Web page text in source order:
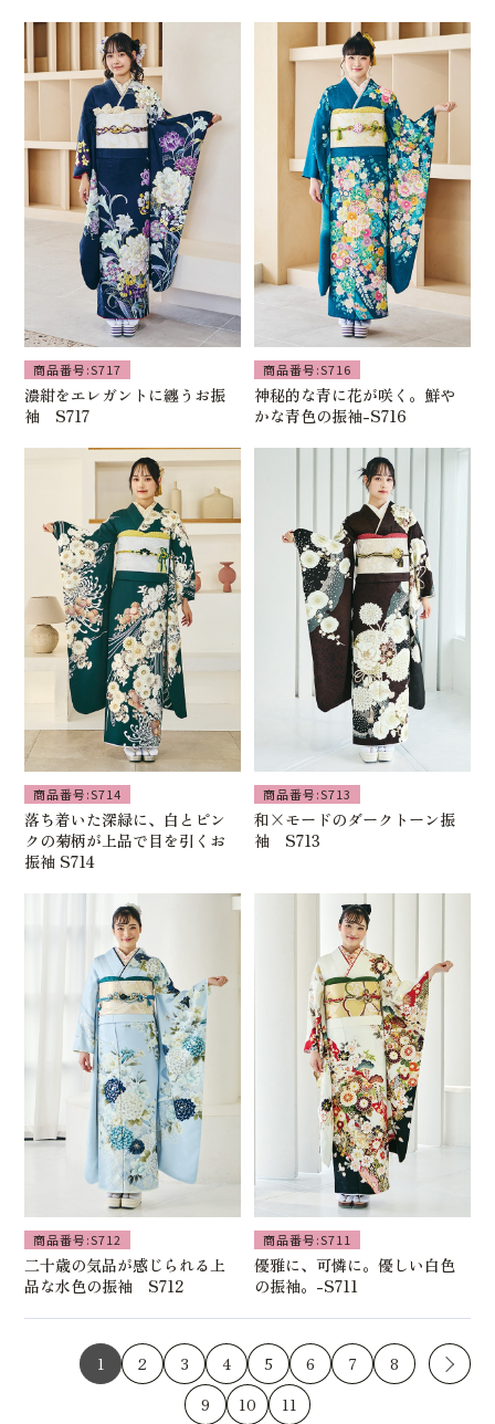
商品番号:S717
濃紺をエレガントに纏うお振
袖 S717
商品番号:S716
神秘的な青に花が咲く。鮮や
かな青色の振袖-S716
商品番号:S714
落ち着いた深緑に、白とピン
クの菊柄が上品で目を引くお
振袖 S714
商品番号:S713
和×モードのダークトーン振
袖 S713
商品番号:S712
二十歳の気品が感じられる上
品な水色の振袖 S712
商品番号:S711
優雅に、可憐に。優しい白色
の振袖。-S711
1 2 3 4 5 6 7
8
9
10 11